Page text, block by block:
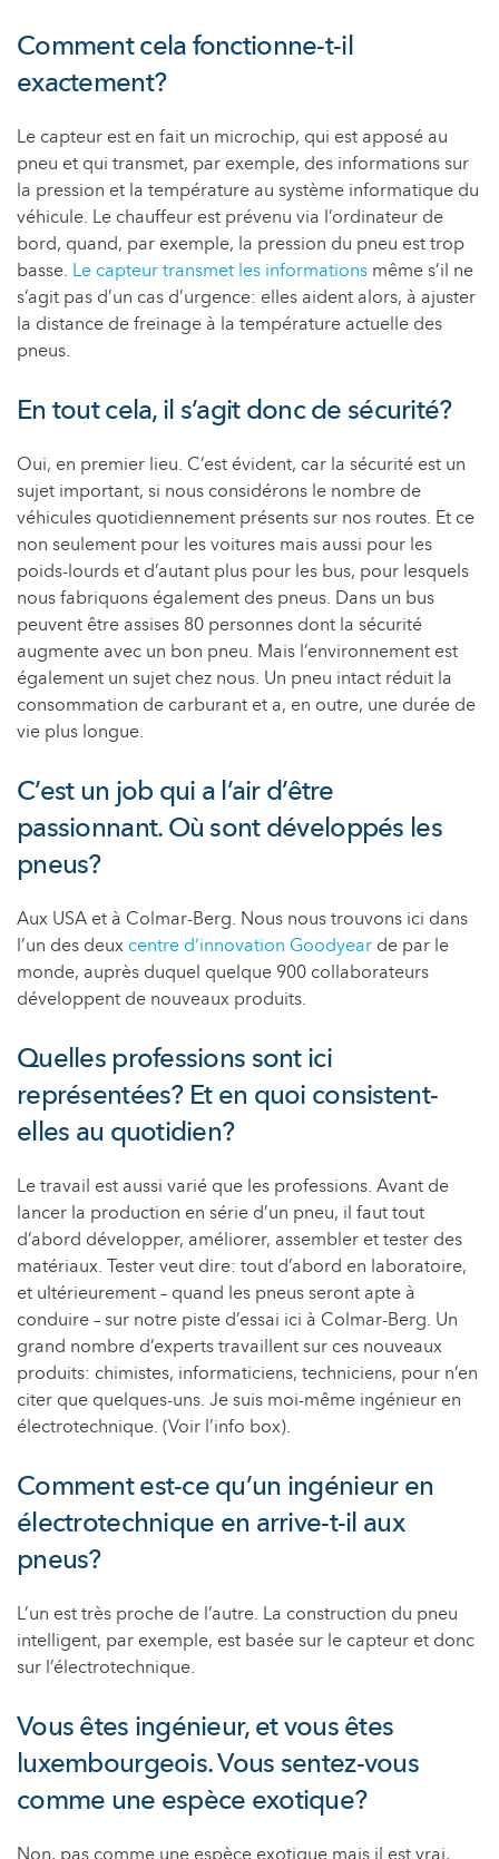
Comment cela fonctionne-t-il
exactement?
Le capteur est en fait un microchip, qui est apposé au
pneu et qui transmet, par exemple, des informations sur
la pression et la température au système informatique du
véhicule. Le chauffeur est prévenu via l’ordinateur de
bord, quand, par exemple, la pression du pneu est trop
basse. Le capteur transmet les informations même s’il ne
s’agit pas d’un cas d’urgence: elles aident alors, à ajuster
la distance de freinage à la température actuelle des
pneus.
En tout cela, il s’agit donc de sécurité?
Oui, en premier lieu. C’est évident, car la sécurité est un
sujet important, si nous considérons le nombre de
véhicules quotidiennement présents sur nos routes. Et ce
non seulement pour les voitures mais aussi pour les
poids-lourds et d’autant plus pour les bus, pour lesquels
nous fabriquons également des pneus. Dans un bus
peuvent être assises 80 personnes dont la sécurité
augmente avec un bon pneu. Mais l’environnement est
également un sujet chez nous. Un pneu intact réduit la
consommation de carburant et a, en outre, une durée de
vie plus longue.
C’est un job qui a l’air d’être
passionnant. Où sont développés les
pneus?
Aux USA et à Colmar-Berg. Nous nous trouvons ici dans
l’un des deux centre d‘innovation Goodyear de par le
monde, auprès duquel quelque 900 collaborateurs
développent de nouveaux produits.
Quelles professions sont ici
représentées? Et en quoi consistent-
elles au quotidien?
Le travail est aussi varié que les professions. Avant de
lancer la production en série d’un pneu, il faut tout
d’abord développer, améliorer, assembler et tester des
matériaux. Tester veut dire: tout d’abord en laboratoire,
et ultérieurement – quand les pneus seront apte à
conduire – sur notre piste d’essai ici à Colmar-Berg. Un
grand nombre d’experts travaillent sur ces nouveaux
produits: chimistes, informaticiens, techniciens, pour n’en
citer que quelques-uns. Je suis moi-même ingénieur en
électrotechnique. (Voir l’info box).
Comment est-ce qu’un ingénieur en
électrotechnique en arrive-t-il aux
pneus?
L’un est très proche de l’autre. La construction du pneu
intelligent, par exemple, est basée sur le capteur et donc
sur l’électrotechnique.
Vous êtes ingénieur, et vous êtes
luxembourgeois. Vous sentez-vous
comme une espèce exotique?